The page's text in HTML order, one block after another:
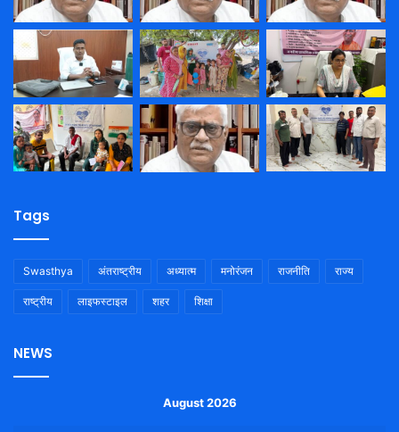
Tags
Swasthya अंतराष्ट्रीय अध्यात्म मनोरंजन राजनीति राज्य
राष्ट्रीय लाइफस्टाइल शहर शिक्षा
NEWS
August 2026